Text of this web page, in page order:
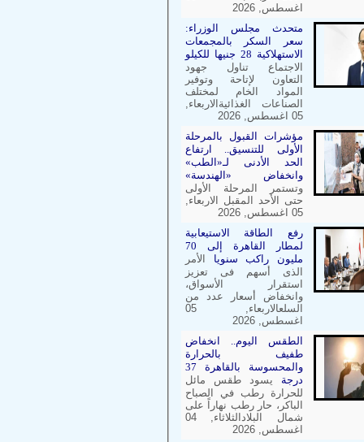
اغسطس, 2026
متحدث مجلس الوزراء:
سعر السكر بالمجمعات
الاستهلاكية 28 جنيها للكيلو
الاجتماع تناول جهود
التعاون لإتاحة وتوفير
المواد الخام لمختلف
الصناعات الغذائيةالاربعاء,
مؤشرات القبول بالمرحلة
الأولى للتنسيق.. ارتفاع
الحد الأدنى لـ«الطب»
وانخفاض «الهندسة»
وتستمر المرحلة الأولى
حتى الأحد المقبل الاربعاء,
رفع الطاقة الاستيعابية
لمطار القاهرة إلى 70
مليون راكب سنويا
الأمر
الذى أسهم فى تعزيز
استقرار الأسواق،
وانخفاض أسعار عدد من
اغسطس, 2026
الطقس اليوم.. انخفاض
طفيف بالحرارة
والمحسوسة بالقاهرة 37
درجة
يسود طقس مائل
للحرارة رطب في الصباح
الباكر، حار رطب نهاراً على
اغسطس, 2026